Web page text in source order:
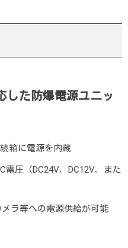
した防爆電源ユニッ
箱に電源を内蔵
電圧（DC24V，DC12V，また
ラ等への電源供給が可能